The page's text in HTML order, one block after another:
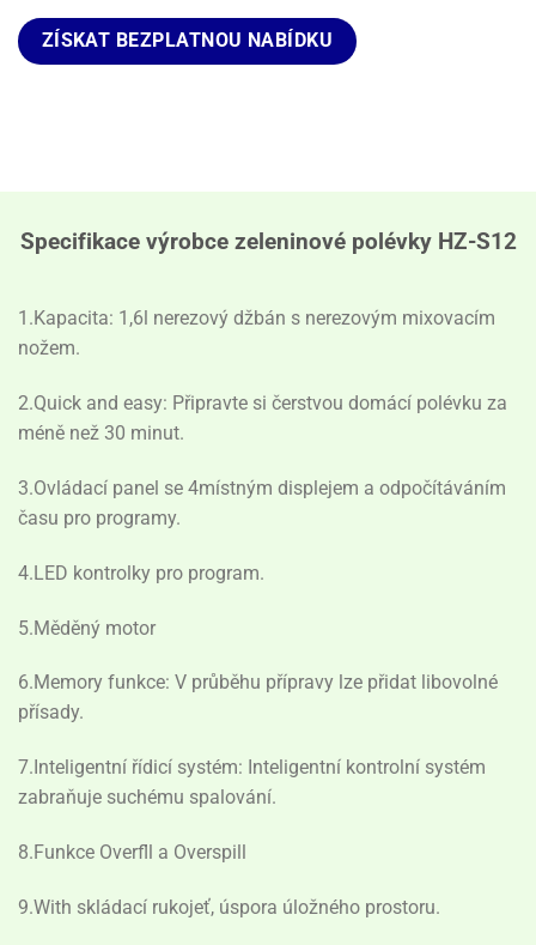
ZÍSKAT BEZPLATNOU NABÍDKU
Specifikace výrobce zeleninové polévky HZ-S12
1.Kapacita: 1,6l nerezový džbán s nerezovým mixovacím
nožem.
2.Quick and easy: Připravte si čerstvou domácí polévku za
méně než 30 minut.
3.Ovládací panel se 4místným displejem a odpočítáváním
času pro programy.
4.LED kontrolky pro program.
5.Měděný motor
6.Memory funkce: V průběhu přípravy lze přidat libovolné
přísady.
7.Inteligentní řídicí systém: Inteligentní kontrolní systém
zabraňuje suchému spalování.
8.Funkce Overfll a Overspill
9.With skládací rukojeť, úspora úložného prostoru.